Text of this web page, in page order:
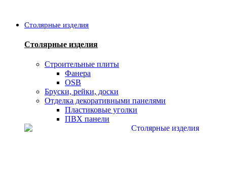
Столярные изделия
Столярные изделия
Строительные плиты
Фанера
OSB
Бруски, рейки, доски
Отделка декоративными панелями
Пластиковые уголки
ПВХ панели